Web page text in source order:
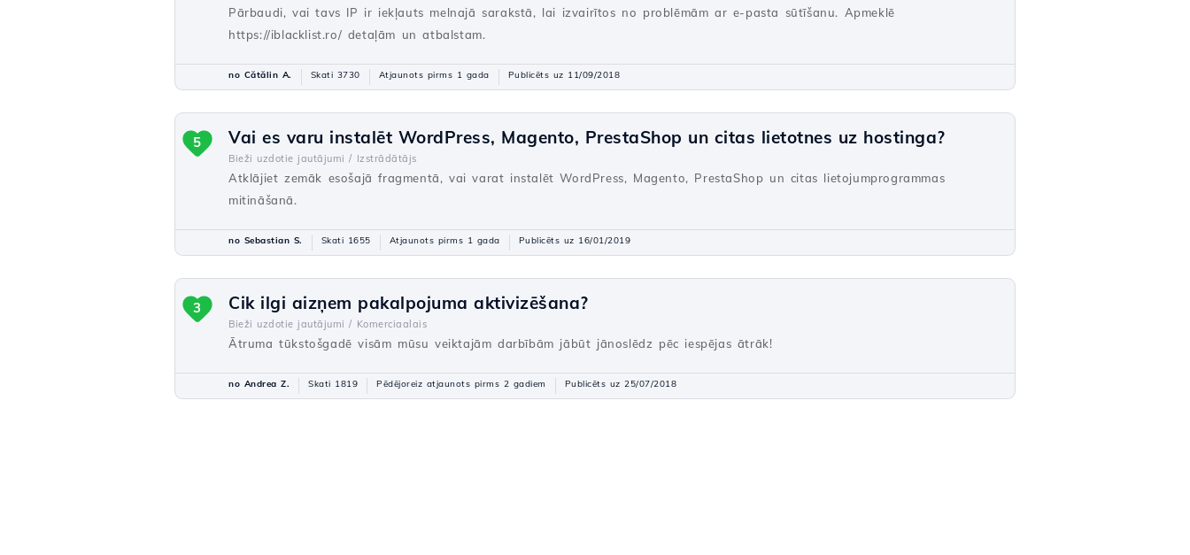
Pārbaudi, vai tavs IP ir iekļauts melnajā sarakstā, lai izvairītos no problēmām ar e-pasta sūtīšanu. Apmeklē
https://iblacklist.ro/ detaļām un atbalstam.
no Cătălin A. Skati 3730 Atjaunots pirms 1 gada Publicēts uz 11/09/2018
Vai es varu instalēt WordPress, Magento, PrestaShop un citas lietotnes uz hostinga?
Bieži uzdotie jautājumi / Izstrādātājs
Atklājiet zemāk esošajā fragmentā, vai varat instalēt WordPress, Magento, PrestaShop un citas lietojumprogrammas
mitināšanā.
5
no Sebastian S. Skati 1655 Atjaunots pirms 1 gada Publicēts uz 16/01/2019
Cik ilgi aizņem pakalpojuma aktivizēšana?
Bieži uzdotie jautājumi / Komerciaalais
Ātruma tūkstošgadē visām mūsu veiktajām darbībām jābūt jānoslēdz pēc iespējas ātrāk!
3
no Andrea Z. Skati 1819 Pēdējoreiz atjaunots pirms 2 gadiem Publicēts uz 25/07/2018